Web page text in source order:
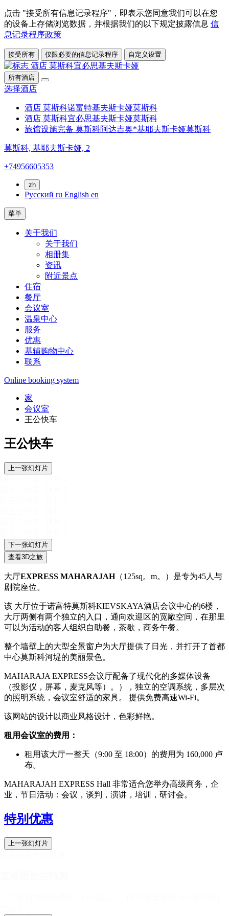
点击 "接受所有信息记录程序"，即表示您同意我们可以在您
的设备上存储浏览数据，并根据我们的以下规定披露信息 信
息记录程序政策
接受所有 仅限必要的信息记录程序 自定义设置
所有酒店
选择酒店
酒店 莫斯科诺富特基夫斯卡娅莫斯科
酒店 莫斯科宜必思基夫斯卡娅莫斯科
旅馆设施完备 莫斯科阿达吉奥*基耶夫斯卡娅莫斯科
莫斯科, 基耶夫斯卡娅, 2
+74956605353
zh
Русский ru English en
菜单
关于我们
关于我们
相册集
资讯
附近景点
住宿
餐厅
会议室
温泉中心
服务
优惠
基辅购物中心
联系
Online booking system
家
会议室
王公快车
王公快车
上一张幻灯片
下一张幻灯片
查看3D之旅
大厅EXPRESS MAHARAJAH（125sq。m。）是专为45人与
剧院座位。
该 大厅位于诺富特莫斯科KIEVSKAYA酒店会议中心的6楼，
大厅两侧有两个独立的入口，通向欢迎区的宽敞空间，在那里
可以为活动的客人组织自助餐，茶歇，商务午餐。
整个墙壁上的大型全景窗户为大厅提供了日光，并打开了首都
中心莫斯科河堤的美丽景色。
MAHARAJA EXPRESS会议厅配备了现代化的多媒体设备
（投影仪，屏幕，麦克风等）。），独立的空调系统，多层次
的照明系统，会议室舒适的家具。 提供免费高速Wi-Fi。
该网站的设计以商业风格设计，色彩鲜艳。
租用会议室的费用：
租用该大厅一整天（9:00 至 18:00）的费用为 160,000 卢
布。
MAHARAJAH EXPRESS Hall 非常适合您举办高级商务，企
业，节日活动：会议，谈判，演讲，培训，研讨会。
特别优惠
上一张幻灯片